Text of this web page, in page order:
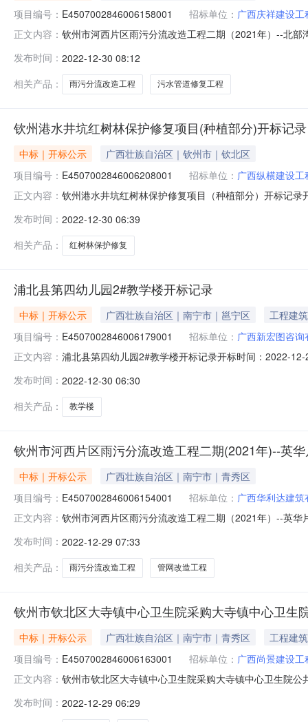
项目编号： E4507002846006158001 招标单位： 广西庆祥建设
正文内容： 钦州市河西片区雨污分流改造工程二期（2021年）--北
日历天;质量要求:;保证金金额:0.00元,投标文件递交时间
发布时间： 2022-12-30 08:12
相关产品：
雨污分流改造工程 污水管道修复工程
钦州港水井坑红树林保护修复项目(种植部分)开标记录
中标｜开标公示
广西壮族自治区｜钦州市｜钦北区
项目编号： E4507002846006208001 招标单位： 广西纵横建设
正文内容： 钦州港水井坑红树林保护修复项目（种植部分）开标记
建设工程有限公司;项目负责人:;报价:5062140.59元/%;
发布时间： 2022-12-30 06:39
相关产品：
红树林保护修复
浦北县第四幼儿园2#教学楼开标记录
中标｜开标公示 广西壮族自治区｜南宁市｜邕宁区
工程建筑
项目编号： E4507002846006179001 招标单位： 广西新宏图咨
正文内容： 浦北县第四幼儿园2#教学楼开标记录开标时间：2022-
目负责人:;报价:0.00元/%;工期:日历天;质量要求:;保证金
发布时间： 2022-12-30 06:30
相关产品：
教学楼
钦州市河西片区雨污分流改造工程二期(2021年)--英
中标｜开标公示
广西壮族自治区｜南宁市｜青秀区
项目编号： E4507002846006154001 招标单位： 广西华利达建
正文内容： 钦州市河西片区雨污分流改造工程二期（2021年）--英
历天;质量要求:;保证金金额:0.00元,投标文件递交时间
发布时间： 2022-12-29 07:33
相关产品：
雨污分流改造工程 管网改造工程
钦州市钦北区大寺镇中心卫生院采购大寺镇中心卫
中标｜开标公示 广西壮族自治区｜南宁市｜青秀区
工程建筑
项目编号： E4507002846006163001 招标单位： 广西尚景建设
正文内容： 钦州市钦北区大寺镇中心卫生院采购大寺镇中心卫生院
文件递交时间:未上传,投标人名称:广西联盛建筑工程有
发布时间： 2022-12-29 06:29